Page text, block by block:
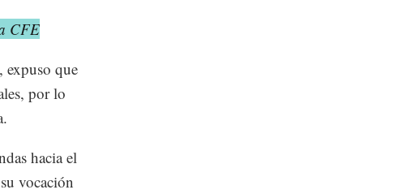
CFE
expuso que
por lo
hacia el
vocación